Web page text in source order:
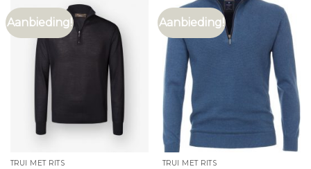
Aanbieding!
TRUI MET RITS
Aanbieding!
TRUI MET RITS